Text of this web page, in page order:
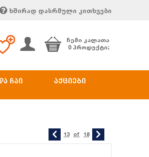
ხშირად დასრმული კითხვები
ᲩᲔᲛᲘ ᲙᲐᲚᲐᲗᲐ
0 პროდუქტი;
ᲩᲐᲘ ᲐᲥᲪᲘᲔᲑᲘ
13 of 18